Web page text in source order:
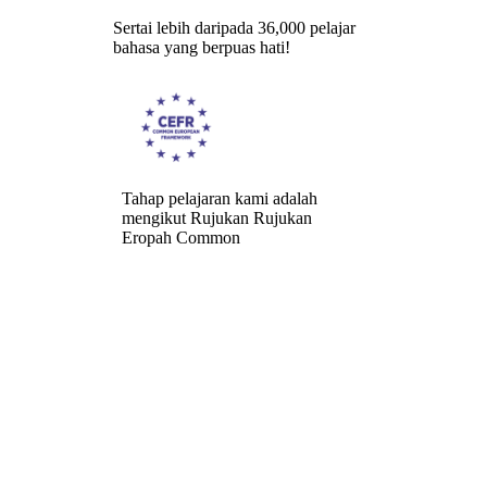
Sertai lebih daripada 36,000 pelajar
bahasa yang berpuas hati!
Tahap pelajaran kami adalah
mengikut Rujukan Rujukan
Eropah Common